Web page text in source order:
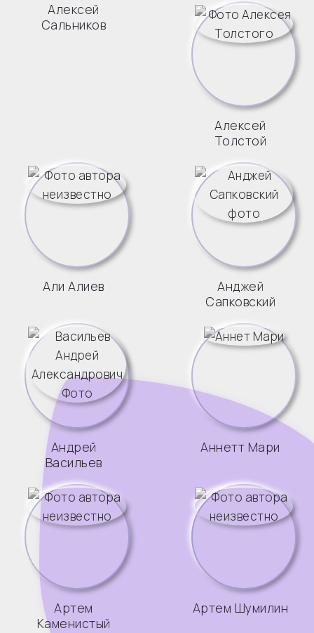
Алексей
Сальников
Алексей
Толстой
Али Алиев
Анджей
Сапковский
Андрей
Васильев
Аннетт Мари
Артем
Каменистый
Артем Шумилин